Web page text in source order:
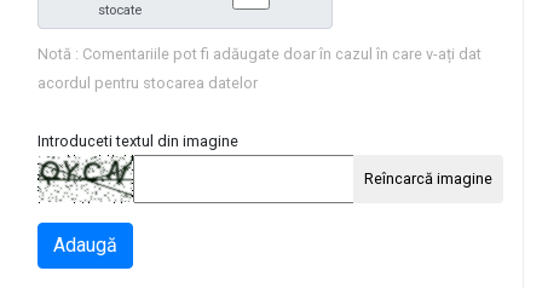
stocate
Notă : Comentariile pot fi adăugate doar în cazul în care v-ați dat
acordul pentru stocarea datelor
Introduceti textul din imagine
Reîncarcă imagine
Adaugă